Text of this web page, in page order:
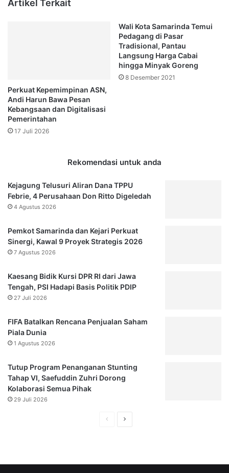
Artikel Terkait
Perkuat Kepemimpinan ASN,
Andi Harun Bawa Pesan
Kebangsaan dan Digitalisasi
Pemerintahan
17 Juli 2026
Wali Kota Samarinda Temui
Pedagang di Pasar
Tradisional, Pantau
Langsung Harga Cabai
hingga Minyak Goreng
8 Desember 2021
Rekomendasi untuk anda
Kejagung Telusuri Aliran Dana TPPU
Febrie, 4 Perusahaan Don Ritto Digeledah
4 Agustus 2026
Pemkot Samarinda dan Kejari Perkuat
Sinergi, Kawal 9 Proyek Strategis 2026
7 Agustus 2026
Kaesang Bidik Kursi DPR RI dari Jawa
Tengah, PSI Hadapi Basis Politik PDIP
27 Juli 2026
FIFA Batalkan Rencana Penjualan Saham
Piala Dunia
1 Agustus 2026
Tutup Program Penanganan Stunting
Tahap VI, Saefuddin Zuhri Dorong
Kolaborasi Semua Pihak
29 Juli 2026
HalamanHalaman